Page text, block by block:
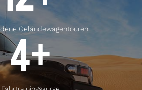
Geländewagen­touren
4+